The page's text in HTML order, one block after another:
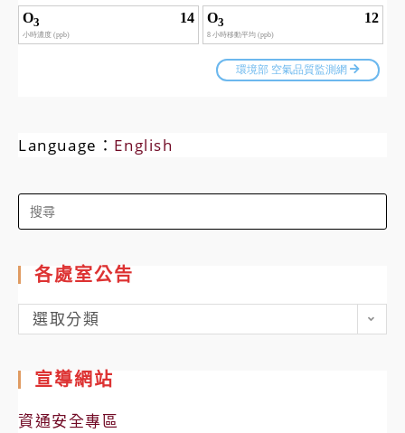
Language： English
Search
for:
各處室公告
各
處
公
告
選取分類
宣導網站
資通安全專區